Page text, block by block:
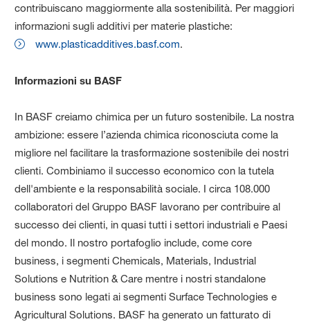
contribuiscano maggiormente alla sostenibilità. Per maggiori
informazioni sugli additivi per materie plastiche:
www.plasticadditives.basf.com.
Informazioni su BASF
In BASF creiamo chimica per un futuro sostenibile. La nostra
ambizione: essere l’azienda chimica riconosciuta come la
migliore nel facilitare la trasformazione sostenibile dei nostri
clienti. Combiniamo il successo economico con la tutela
dell'ambiente e la responsabilità sociale. I circa 108.000
collaboratori del Gruppo BASF lavorano per contribuire al
successo dei clienti, in quasi tutti i settori industriali e Paesi
del mondo. Il nostro portafoglio include, come core
business, i segmenti Chemicals, Materials, Industrial
Solutions e Nutrition & Care mentre i nostri standalone
business sono legati ai segmenti Surface Technologies e
Agricultural Solutions. BASF ha generato un fatturato di